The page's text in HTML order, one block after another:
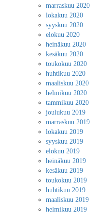
marraskuu 2020
lokakuu 2020
syyskuu 2020
elokuu 2020
heinäkuu 2020
kesäkuu 2020
toukokuu 2020
huhtikuu 2020
maaliskuu 2020
helmikuu 2020
tammikuu 2020
joulukuu 2019
marraskuu 2019
lokakuu 2019
syyskuu 2019
elokuu 2019
heinäkuu 2019
kesäkuu 2019
toukokuu 2019
huhtikuu 2019
maaliskuu 2019
helmikuu 2019